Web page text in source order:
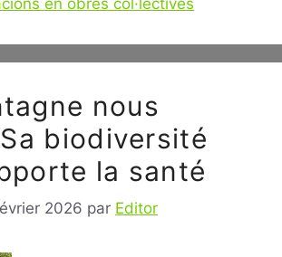
nous
biodiversité
la santé
2026 par Editor